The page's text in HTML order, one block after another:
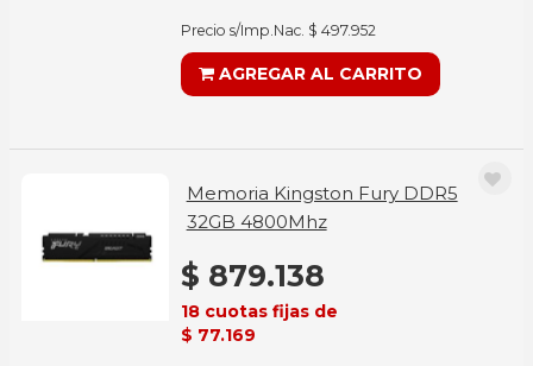
Precio s/Imp.Nac. $ 497.952
AGREGAR AL CARRITO
Memoria Kingston Fury DDR5
32GB 4800Mhz
$ 879.138
18 cuotas fijas de
$ 77.169